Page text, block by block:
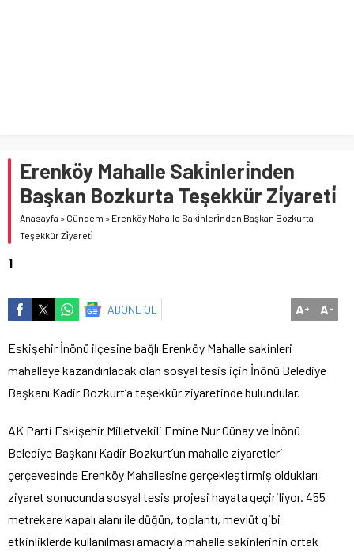
Erenköy Mahalle Saki̇nleri̇nden
Başkan Bozkurta Teşekkür Zi̇yareti̇
Anasayfa » Gündem » Erenköy Mahalle Saki̇nleri̇nden Başkan Bozkurta
Teşekkür Zi̇yareti̇
1
ABONE OL A+ A-
Eskişehir İnönü ilçesine bağlı Erenköy Mahalle sakinleri
mahalleye kazandırılacak olan sosyal tesis için İnönü Belediye
Başkanı Kadir Bozkurt’a teşekkür ziyaretinde bulundular.
AK Parti Eskişehir Milletvekili Emine Nur Günay ve İnönü
Belediye Başkanı Kadir Bozkurt’un mahalle ziyaretleri
çerçevesinde Erenköy Mahallesine gerçekleştirmiş oldukları
ziyaret sonucunda sosyal tesis projesi hayata geçiriliyor. 455
metrekare kapalı alanı ile düğün, toplantı, mevlüt gibi
etkinliklerde kullanılması amacıyla mahalle sakinlerinin ortak